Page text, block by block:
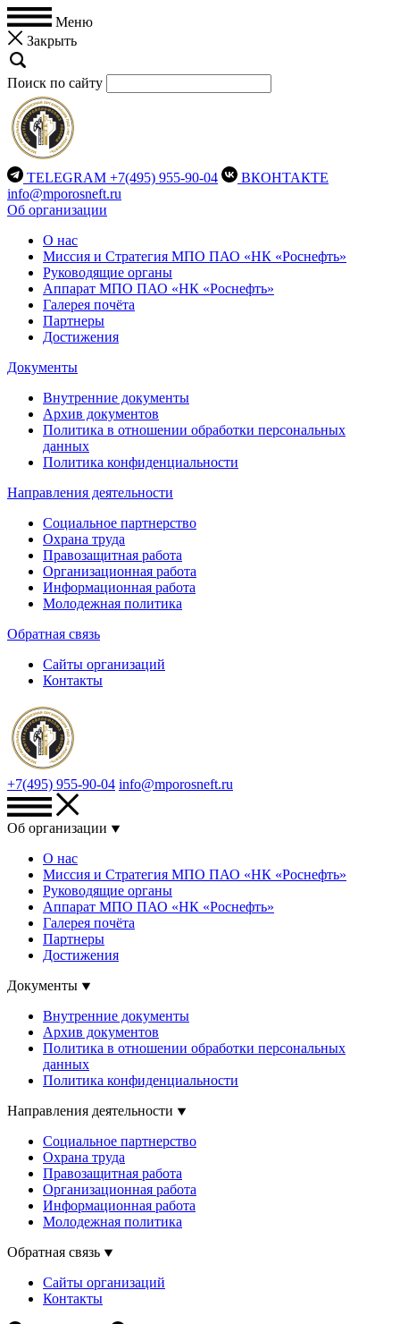
Меню
Закрыть
Поиск по сайту
TELEGRAM +7(495) 955-90-04
ВКОНТАКТЕ
info@mporosneft.ru
Об организации
О нас
Миссия и Стратегия МПО ПАО «НК «Роснефть»
Руководящие органы
Аппарат МПО ПАО «НК «Роснефть»
Галерея почёта
Партнеры
Достижения
Документы
Внутренние документы
Архив документов
Политика в отношении обработки персональных
данных
Политика конфиденциальности
Направления деятельности
Социальное партнерство
Охрана труда
Правозащитная работа
Организационная работа
Информационная работа
Молодежная политика
Обратная связь
Сайты организаций
Контакты
+7(495) 955-90-04 info@mporosneft.ru
Об организации
О нас
Миссия и Стратегия МПО ПАО «НК «Роснефть»
Руководящие органы
Аппарат МПО ПАО «НК «Роснефть»
Галерея почёта
Партнеры
Достижения
Документы
Внутренние документы
Архив документов
Политика в отношении обработки персональных
данных
Политика конфиденциальности
Направления деятельности
Социальное партнерство
Охрана труда
Правозащитная работа
Организационная работа
Информационная работа
Молодежная политика
Обратная связь
Сайты организаций
Контакты